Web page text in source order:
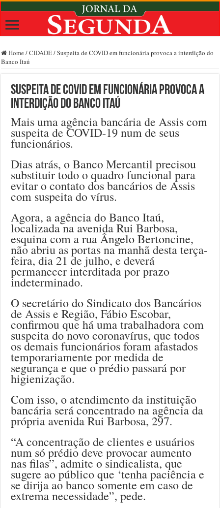
Home /CIDADE/Suspeita de COVID em funcionária provoca a interdição do
Banco Itaú
Suspeita de COVID em funcionária provoca a
interdição do Banco Itaú
Mais uma agência bancária de Assis com
suspeita de COVID-19 num de seus
funcionários.
Dias atrás, o Banco Mercantil precisou
substituir todo o quadro funcional para
evitar o contato dos bancários de Assis
com suspeita do vírus.
Agora, a agência do Banco Itaú,
localizada na avenida Rui Barbosa,
esquina com a rua Ângelo Bertoncine,
não abriu as portas na manhã desta terça-
feira, dia 21 de julho, e deverá
permanecer interditada por prazo
indeterminado.
O secretário do Sindicato dos Bancários
de Assis e Região, Fábio Escobar,
confirmou que há uma trabalhadora com
suspeita do novo coronavírus, que todos
os demais funcionários foram afastados
temporariamente por medida de
segurança e que o prédio passará por
higienização.
Com isso, o atendimento da instituição
bancária será concentrado na agência da
própria avenida Rui Barbosa, 297.
“A concentração de clientes e usuários
num só prédio deve provocar aumento
nas filas”, admite o sindicalista, que
sugere ao público que ‘tenha paciência e
se dirija ao banco somente em caso de
extrema necessidade”, pede.